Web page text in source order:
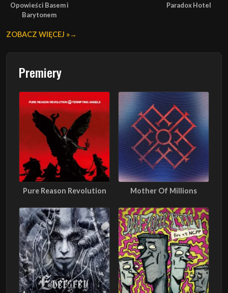
Opowieści Basem i
Barytonem
Paradox Hotel
ZOBACZ WIĘCEJ »
Premiery
Pure Reason Revolution Mother Of Millions